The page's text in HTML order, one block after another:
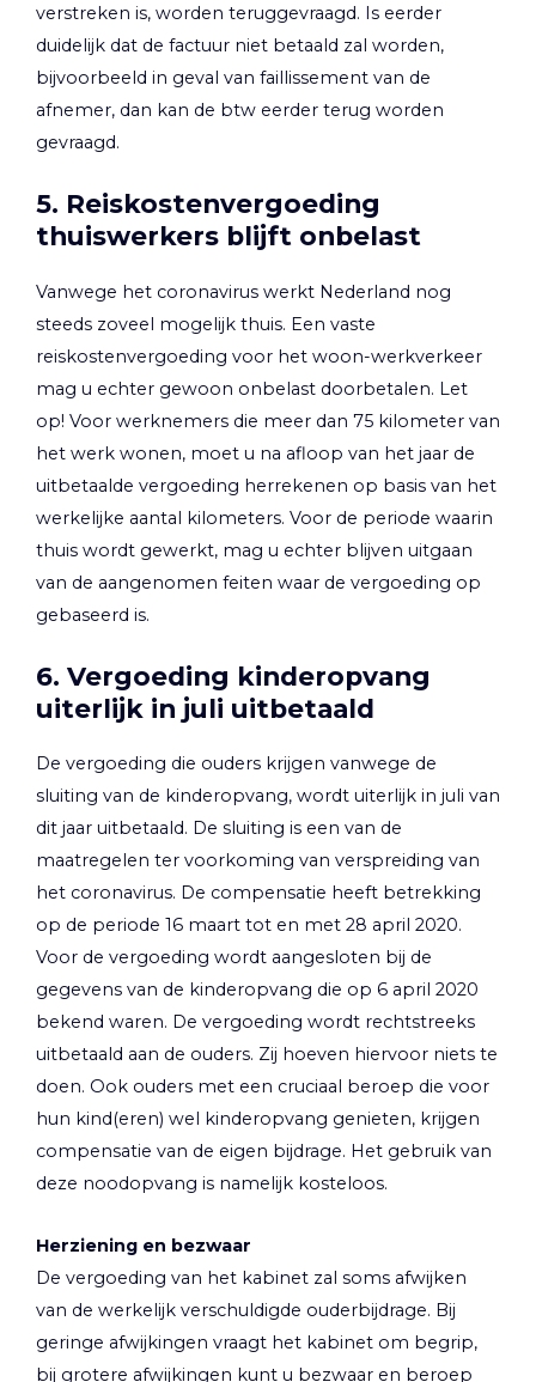
verstreken is, worden teruggevraagd. Is eerder
duidelijk dat de factuur niet betaald zal worden,
bijvoorbeeld in geval van faillissement van de
afnemer, dan kan de btw eerder terug worden
gevraagd.
5. Reiskostenvergoeding
thuiswerkers blijft onbelast
Vanwege het coronavirus werkt Nederland nog
steeds zoveel mogelijk thuis. Een vaste
reiskostenvergoeding voor het woon-werkverkeer
mag u echter gewoon onbelast doorbetalen. Let
op! Voor werknemers die meer dan 75 kilometer van
het werk wonen, moet u na afloop van het jaar de
uitbetaalde vergoeding herrekenen op basis van het
werkelijke aantal kilometers. Voor de periode waarin
thuis wordt gewerkt, mag u echter blijven uitgaan
van de aangenomen feiten waar de vergoeding op
gebaseerd is.
6. Vergoeding kinderopvang
uiterlijk in juli uitbetaald
De vergoeding die ouders krijgen vanwege de
sluiting van de kinderopvang, wordt uiterlijk in juli van
dit jaar uitbetaald. De sluiting is een van de
maatregelen ter voorkoming van verspreiding van
het coronavirus. De compensatie heeft betrekking
op de periode 16 maart tot en met 28 april 2020.
Voor de vergoeding wordt aangesloten bij de
gegevens van de kinderopvang die op 6 april 2020
bekend waren. De vergoeding wordt rechtstreeks
uitbetaald aan de ouders. Zij hoeven hiervoor niets te
doen. Ook ouders met een cruciaal beroep die voor
hun kind(eren) wel kinderopvang genieten, krijgen
compensatie van de eigen bijdrage. Het gebruik van
deze noodopvang is namelijk kosteloos.
Herziening en bezwaar
De vergoeding van het kabinet zal soms afwijken
van de werkelijk verschuldigde ouderbijdrage. Bij
geringe afwijkingen vraagt het kabinet om begrip,
bij grotere afwijkingen kunt u bezwaar en beroep